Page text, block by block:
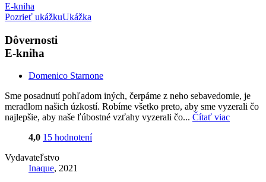
E-kniha
Pozrieť ukážkuUkážka
Dôvernosti
E-kniha
Domenico Starnone
Sme posadnutí pohľadom iných, čerpáme z neho sebavedomie, je
meradlom našich úzkostí. Robíme všetko preto, aby sme vyzerali čo
najlepšie, aby naše ľúbostné vzťahy vyzerali čo... Čítať viac
4,0 15 hodnotení
Vydavateľstvo
Inaque, 2021